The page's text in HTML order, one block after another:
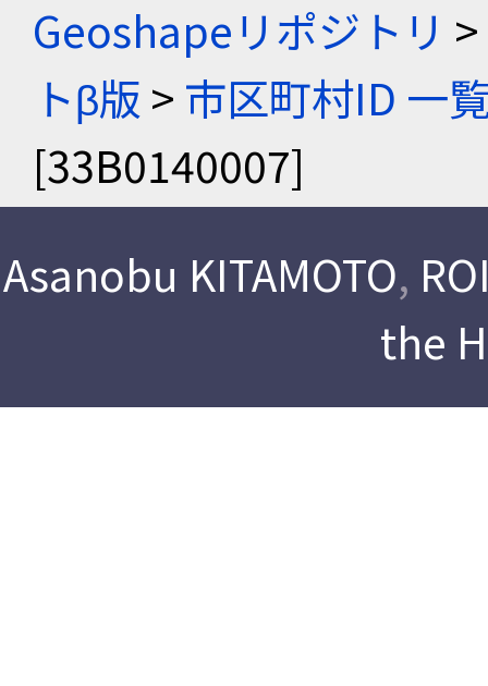
Geoshapeリポジトリ >
トβ版 > 市区町村ID 一
[33B0140007]
Asanobu KITAMOTO,
the